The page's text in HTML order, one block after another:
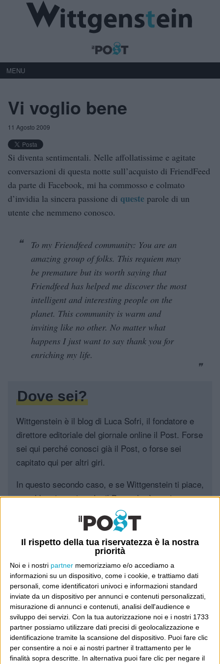
Il rispetto della tua riservatezza è la nostra
priorità
Noi e i nostri partner memorizziamo e/o accediamo a
informazioni su un dispositivo, come i cookie, e trattiamo dati
personali, come identificatori univoci e informazioni standard
inviate da un dispositivo per annunci e contenuti personalizzati,
misurazione di annunci e contenuti, analisi dell'audience e
sviluppo dei servizi. Con la tua autorizzazione noi e i nostri 1733
partner possiamo utilizzare dati precisi di geolocalizzazione e
identificazione tramite la scansione del dispositivo. Puoi fare clic
per consentire a noi e ai nostri partner il trattamento per le
finalità sopra descritte. In alternativa puoi fare clic per negare il
MENU
Vi voglio bene
11 Agosto 2009
Si diventa sentimentali. Nelle affollatissime e agitate
conversazioni di questa notte sull’acquisto di FriendFeed
da parte di Facebook, mi ha commosso e colmato
d’invidia la sincera passione di queste parole di un
utente che nemmeno conosco.
To my Friendfeed community: You are an
amazing group of folks. This requiem may
be premature but its worth saying that
Friendfeed has helped me discover the most
intelligent and interesting people on the
planet. This community is warm and
inviting like no other. No matter what
happens I just want to say thank you for
enriching my life.
Dove sei?
Wittgenstein è il blog di Luca Sofri, il fondatore e
direttore editoriale del giornale online il Post. Forse
sei qui perché conosci già il Post, o forse sei
capitato qui per altri giri.
In questo secondo caso, e se Wittgenstein ti piace,
potrebbe piacerti anche il Post: che è partito
proprio da qui, e dal voler portare gli approcci di
questo blog dentro a un progetto più grande.
Poi il Post è cresciuto ed è diventato anche altro:
un progetto giornalistico che prosegue da oltre 16
anni, grazie a chi lo scopre, lo apprezza e lo
consiglia in giro.
Leggi il Post, magari ti piace
Luca Sofri Wittgenstein friendfeed